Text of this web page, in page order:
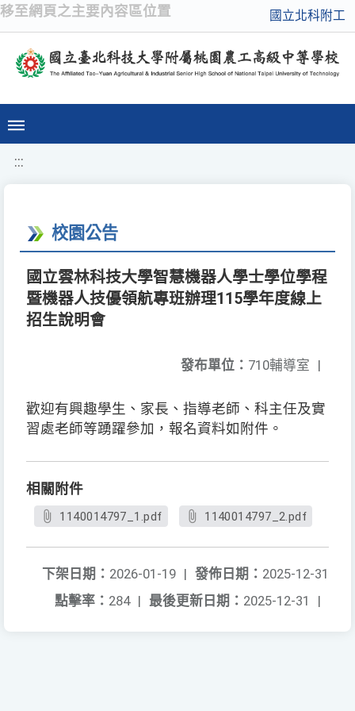
移至網頁之主要內容區位置 國立北科附工
:::
校園公告
國立雲林科技大學智慧機器人學士學位學程
暨機器人技優領航專班辦理115學年度線上
招生說明會
發布單位： 710輔導室 |
歡迎有興趣學生、家長、指導老師、科主任及實
習處老師等踴躍參加，報名資料如附件。
相關附件
1140014797_1.pdf 1140014797_2.pdf
發佈日期： 2025-12-31
下架日期： 2026-01-19 |
最後更新日期： 2025-12-31 |
點擊率： 284 |